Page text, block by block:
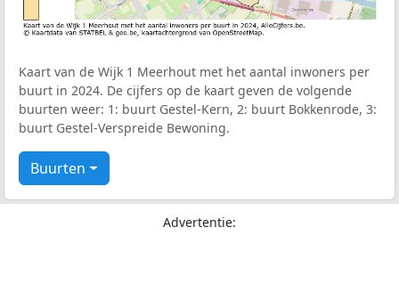
Kaart van de Wijk 1 Meerhout met het aantal inwoners per
buurt in 2024. De cijfers op de kaart geven de volgende
buurten weer: 1: buurt Gestel-Kern, 2: buurt Bokkenrode, 3:
buurt Gestel-Verspreide Bewoning.
Buurten
Advertentie: